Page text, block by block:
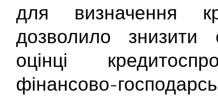
для визначення
дозволило знизити
оцінці
фінансово-